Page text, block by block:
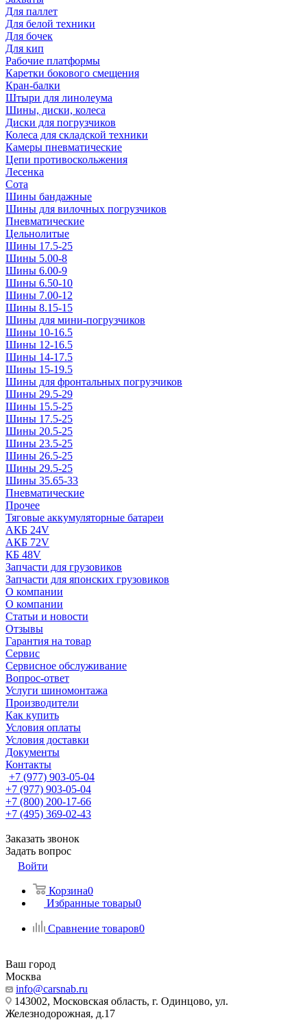
Для паллет
Для белой техники
Для бочек
Для кип
Рабочие платформы
Каретки бокового смещения
Кран-балки
Штыри для линолеума
Шины, диски, колеса
Диски для погрузчиков
Колеса для складской техники
Камеры пневматические
Цепи противоскольжения
Лесенка
Сота
Шины бандажные
Шины для вилочных погрузчиков
Пневматические
Цельнолитые
Шины 17.5-25
Шины 5.00-8
Шины 6.00-9
Шины 6.50-10
Шины 7.00-12
Шины 8.15-15
Шины для мини-погрузчиков
Шины 10-16.5
Шины 12-16.5
Шины 14-17.5
Шины 15-19.5
Шины для фронтальных погрузчиков
Шины 29.5-29
Шины 15.5-25
Шины 17.5-25
Шины 20.5-25
Шины 23.5-25
Шины 26.5-25
Шины 29.5-25
Шины 35.65-33
Пневматические
Прочее
Тяговые аккумуляторные батареи
АКБ 24V
АКБ 72V
КБ 48V
Запчасти для грузовиков
Запчасти для японских грузовиков
О компании
О компании
Статьи и новости
Отзывы
Гарантия на товар
Сервис
Сервисное обслуживание
Вопрос-ответ
Услуги шиномонтажа
Производители
Как купить
Условия оплаты
Условия доставки
Документы
Контакты
+7 (977) 903-05-04
+7 (977) 903-05-04
+7 (800) 200-17-66
+7 (495) 369-02-43
Заказать звонок
Задать вопрос
Войти
Корзина0
Избранные товары0
Сравнение товаров0
Ваш город
Москва
info@carsnab.ru
143002, Московская область, г. Одинцово, ул.
Железнодорожная, д.17